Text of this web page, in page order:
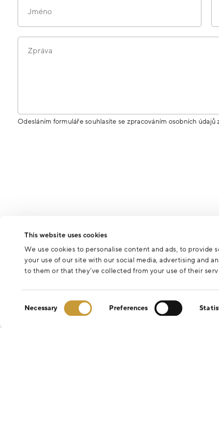
This website uses cookies
We use cookies to personalise content and ads, to provide
your use of our site with our social media, advertising and
to them or that they’ve collected from your use of their
Necessary Preferences
Jméno
Zpráva
Odesláním formuláře souhlasíte se zpracováním osobních údajů